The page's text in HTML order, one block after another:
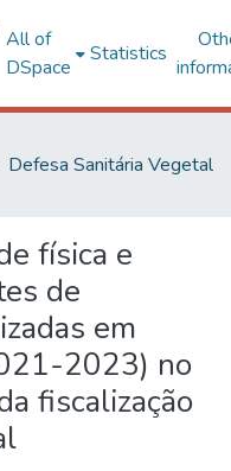
All of
DSpace
Statistics
Defesa Sanitária Vegetal
física e
de
em
2023) no
fiscalização